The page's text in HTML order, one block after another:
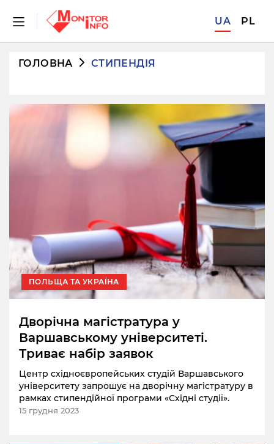
UA PL
ГОЛОВНА СТИПЕНДІЯ
ПОЛЬЩА ТА УКРАЇНА
Дворічна магістратура у
Варшавському університеті.
Триває набір заявок
Центр східноєвропейських студій Варшавського
університету запрошує на дворічну магістратуру в
рамках стипендійної програми «Східні студії».
15 грудня 2023